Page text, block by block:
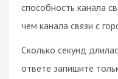
способность канала
чем канала связи с
Сколько секунд
ответе запишите